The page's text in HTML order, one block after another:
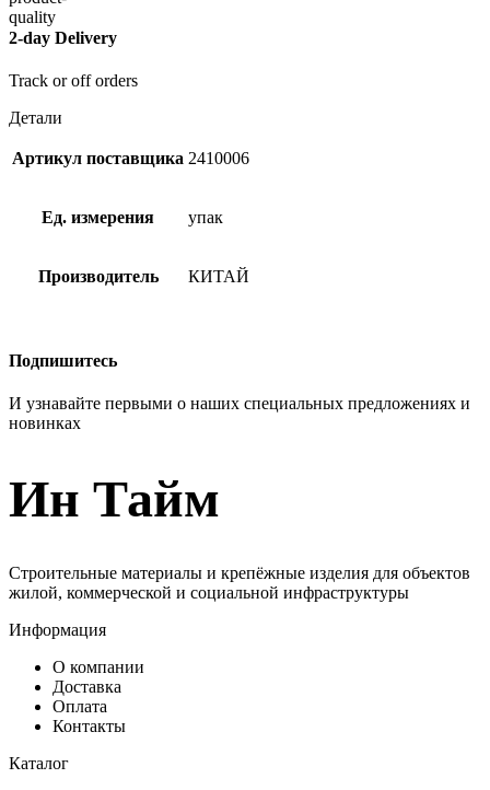
2-day Delivery
Track or off orders
Детали
Артикул поставщика 2410006
Ед. измерения упак
Производитель КИТАЙ
Подпишитесь
И узнавайте первыми о наших специальных предложениях и
новинках
Ин Тайм
Строительные материалы и крепёжные изделия для объектов
жилой, коммерческой и социальной инфраструктуры
Информация
О компании
Доставка
Оплата
Контакты
Каталог